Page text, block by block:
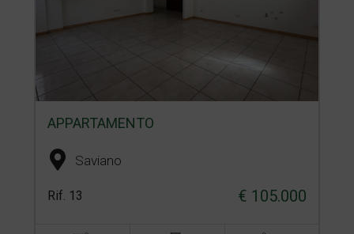
APPARTAMENTO
Saviano
Rif. 13 € 105.000